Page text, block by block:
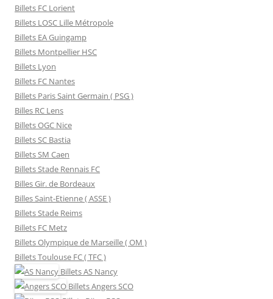
Billets FC Lorient
Billets LOSC Lille Métropole
Billets EA Guingamp
Billets Montpellier HSC
Billets Lyon
Billets FC Nantes
Billets Paris Saint Germain ( PSG )
Billes RC Lens
Billets OGC Nice
Billets SC Bastia
Billets SM Caen
Billets Stade Rennais FC
Billes Gir. de Bordeaux
Billes Saint-Etienne ( ASSE )
Billets Stade Reims
Billets FC Metz
Billets Olympique de Marseille ( OM )
Billets Toulouse FC ( TFC )
BilletsAS Nancy
BilletsAngers SCO